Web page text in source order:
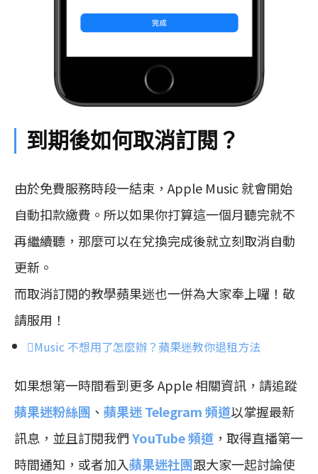
到期後如何取消訂閱？
由於免費服務時段一結束，Apple Music 就會開始
自動扣款繳費。所以如果你打算這一個月聽完就不
再繼續聽，那麼可以在兌換完成後就立刻取消自動
更新。
而取消訂閱的教學蘋果迷也一併為大家奉上囉！敬
請服用！
Music 不想用了怎麼辦？蘋果迷教你退租方法
如果想第一時間看到更多 Apple 相關資訊，請追蹤
蘋果迷粉絲團 、 蘋果迷 Telegram 頻道以掌握最新
訊息，並且訂閱我們YouTube 頻道 ，取得直播第一
時間通知，或者加入蘋果迷社團跟大家一起討論使